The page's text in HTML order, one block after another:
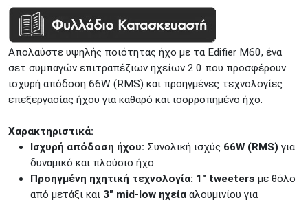
ΠΕΙΡΑΙΑΣ
Μαυρομιχάλη 1 και Ακτή
Κονδύλη
ΜΕΤΑΜΟΡΦΩΣΗ
Τατοϊόυ 117
ΓΛΥΦΑΔΑ
A. Παπανδρέου 4
ΚΟΛΩΝΟΣ
Πτολεμαίου Κλαύδιου 8
ΚΕΝΤΡΙΚΕΣ ΑΠΟΘΗΚΕΣ
Προσοχή! Η Διαθεσιμότητα μεταβάλλεται συνεχώς
Διαβάστε εδώ
Απολαύστε υψηλής ποιότητας ήχο με τα Edifier M60, ένα
σετ συμπαγών επιτραπέζιων ηχείων 2.0 που προσφέρουν
ισχυρή απόδοση 66W (RMS) και προηγμένες τεχνολογίες
επεξεργασίας ήχου για καθαρό και ισορροπημένο ήχο.
Χαρακτηριστικά:
Ισχυρή απόδοση ήχου: Συνολική ισχύς 66W (RMS) για
δυναμικό και πλούσιο ήχο.
Προηγμένη ηχητική τεχνολογία: 1" tweeters με θόλο
από μετάξι και 3" mid-low ηχεία αλουμινίου για